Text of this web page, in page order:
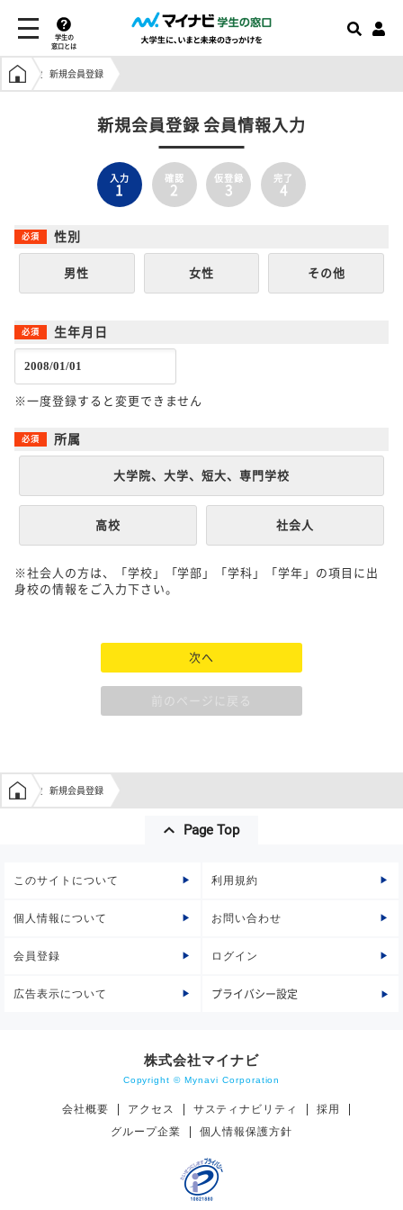
学生の
窓口とは
学生の窓口トップ
新規会員登録
新規会員登録 会員情報入力
入力
1
確認
2
仮登録
3
完了
4
性別
男性 女性 その他
生年月日
※一度登録すると変更できません
所属
大学院、大学、短大、専門学校
高校 社会人
※社会人の方は、「学校」「学部」「学科」「学年」の項目に出
身校の情報をご入力下さい。
次へ
前のページに戻る
学生の窓口トップ
新規会員登録
Page Top
このサイトについて 利用規約
個人情報について お問い合わせ
会員登録 ログイン
広告表示について プライバシー設定
株式会社マイナビ
Copyright © Mynavi Corporation
会社概要 アクセス サスティナビリティ
採用
グループ企業
個人情報保護方針